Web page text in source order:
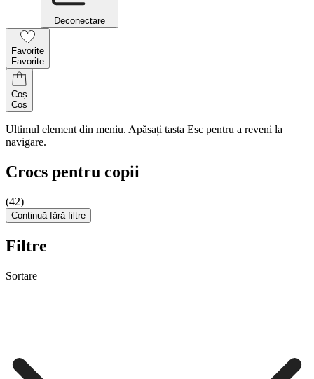
Deconectare
Favorite
Favorite
Coș
Coș
Ultimul element din meniu. Apăsați tasta Esc pentru a reveni la
navigare.
Crocs pentru copii
(42)
Continuă fără filtre
Filtre
Sortare